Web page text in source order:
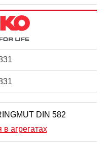
DIN 582
в агрегатах